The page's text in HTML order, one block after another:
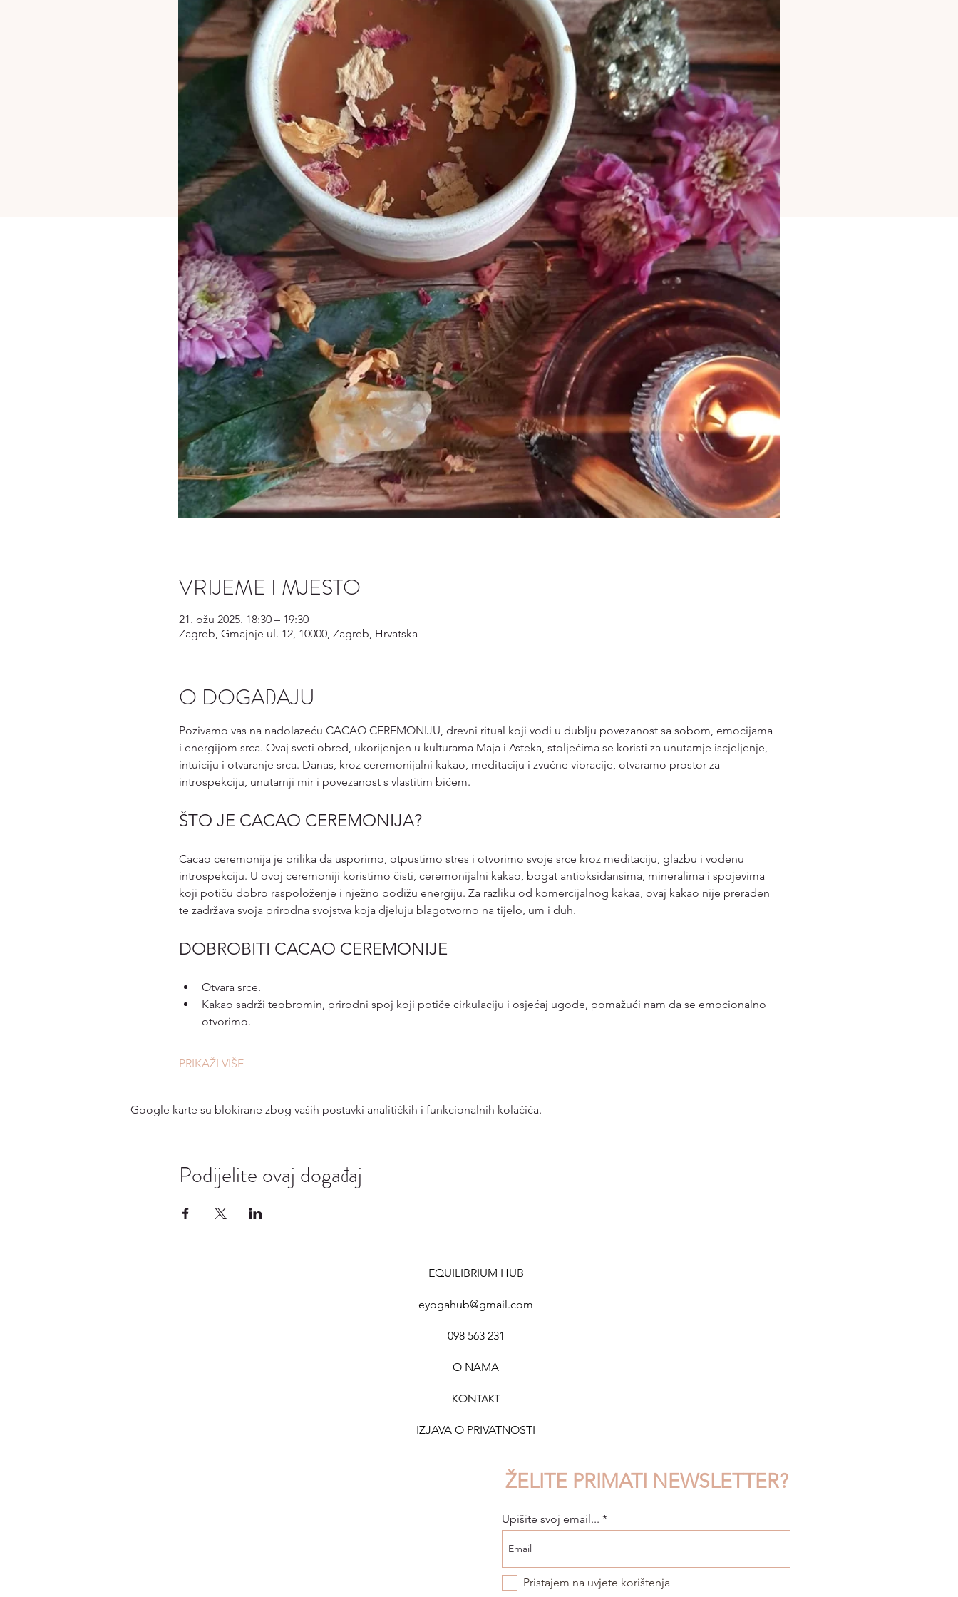
VRIJEME I MJESTO
21. ožu 2025. 18:30 – 19:30
Zagreb, Gmajnje ul. 12, 10000, Zagreb, Hrvatska
O DOGAĐAJU
Pozivamo vas na nadolazeću CACAO CEREMONIJU, drevni ritual koji vodi u dublju povezanost sa sobom, emocijama
i energijom srca. Ovaj sveti obred, ukorijenjen u kulturama Maja i Asteka, stoljećima se koristi za unutarnje iscjeljenje,
intuiciju i otvaranje srca. Danas, kroz ceremonijalni kakao, meditaciju i zvučne vibracije, otvaramo prostor za
introspekciju, unutarnji mir i povezanost s vlastitim bićem.
ŠTO JE CACAO CEREMONIJA?
Cacao ceremonija je prilika da usporimo, otpustimo stres i otvorimo svoje srce kroz meditaciju, glazbu i vođenu
introspekciju. U ovoj ceremoniji koristimo čisti, ceremonijalni kakao, bogat antioksidansima, mineralima i spojevima
koji potiču dobro raspoloženje i nježno podižu energiju. Za razliku od komercijalnog kakaa, ovaj kakao nije prerađen
te zadržava svoja prirodna svojstva koja djeluju blagotvorno na tijelo, um i duh.
DOBROBITI CACAO CEREMONIJE
Otvara srce.
Kakao sadrži teobromin, prirodni spoj koji potiče cirkulaciju i osjećaj ugode, pomažući nam da se emocionalno
otvorimo.
PRIKAŽI VIŠE
Google karte su blokirane zbog vaših postavki analitičkih i funkcionalnih kolačića.
Podijelite ovaj događaj
EQUILIBRIUM HUB
eyogahub@gmail.com
098 563 231
O NAMA
KONTAKT
IZJAVA O PRIVATNOSTI
ŽELITE PRIMATI NEWSLETTER?
Upišite svoj email...
Pristajem na uvjete korištenja